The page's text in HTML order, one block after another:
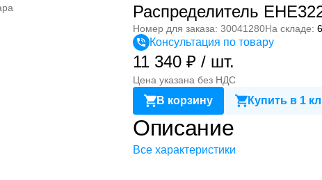
Распределитель
Номер для заказа: 30041280На складе:
Консультация по товару
11 340 ₽ / шт.
Цена указана без НДС
В корзину Купить в 1
Описание
Все характеристики